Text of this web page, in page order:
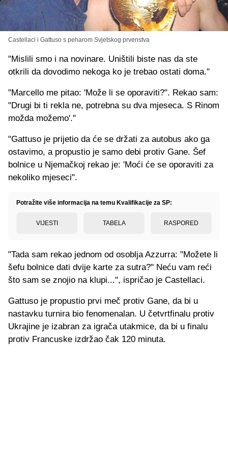
Castellaci i Gattuso s peharom Svjetskog prvenstva
"Mislili smo i na novinare. Uništili biste nas da ste
otkrili da dovodimo nekoga ko je trebao ostati doma."
"Marcello me pitao: 'Može li se oporaviti?". Rekao sam:
"Drugi bi ti rekla ne, potrebna su dva mjeseca. S Rinom
možda možemo'."
"Gattuso je prijetio da će se držati za autobus ako ga
ostavimo, a propustio je samo debi protiv Gane. Šef
bolnice u Njemačkoj rekao je: 'Moći će se oporaviti za
nekoliko mjeseci".
Potražite više informacija na temu Kvalifikacije za SP:
VIJESTI TABELA RASPORED
"Tada sam rekao jednom od osoblja Azzurra: "Možete li
šefu bolnice dati dvije karte za sutra?" Neću vam reći
što sam se znojio na klupi...", ispričao je Castellaci.
Gattuso je propustio prvi meč protiv Gane, da bi u
nastavku turnira bio fenomenalan. U četvrtfinalu protiv
Ukrajine je izabran za igrača utakmice, da bi u finalu
protiv Francuske izdržao čak 120 minuta.